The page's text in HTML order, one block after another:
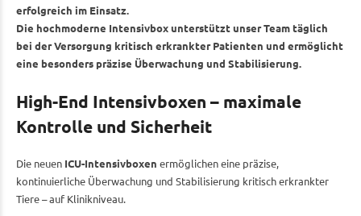
erfolgreich im Einsatz.
Die hochmoderne Intensivbox unterstützt unser Team täglich
bei der Versorgung kritisch erkrankter Patienten und ermöglicht
eine besonders präzise Überwachung und Stabilisierung.
High-End Intensivboxen – maximale
Kontrolle und Sicherheit
Die neuen ICU-Intensivboxen ermöglichen eine präzise,
kontinuierliche Überwachung und Stabilisierung kritisch erkrankter
Tiere – auf Klinikniveau.